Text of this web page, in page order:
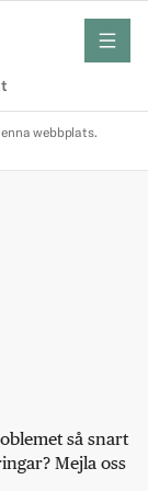
meny
webbplats.
så snart
Mejla oss